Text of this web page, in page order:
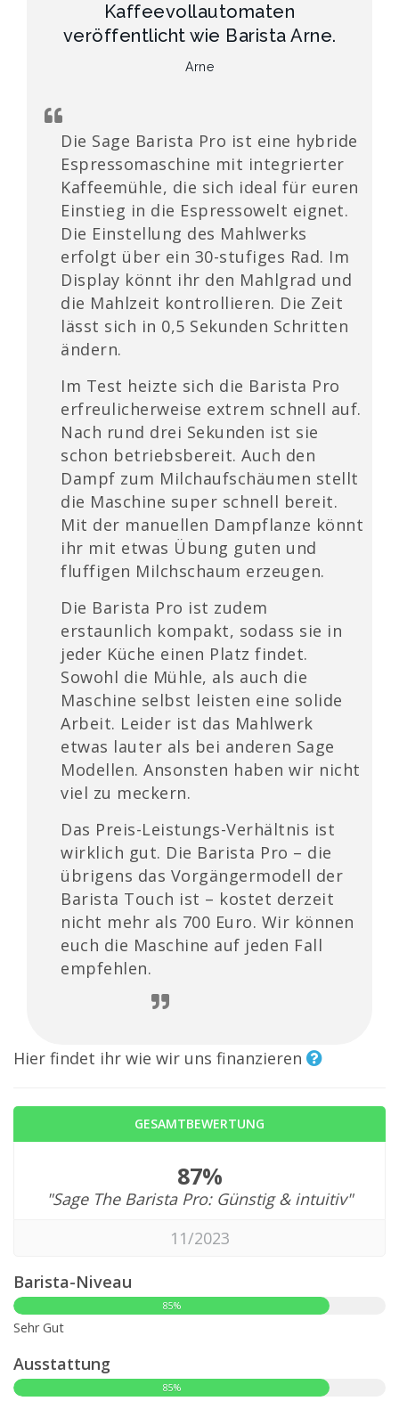
Kaffeevollautomaten
veröffentlicht wie Barista Arne.
Arne
Die Sage Barista Pro ist eine hybride
Espressomaschine mit integrierter
Kaffeemühle, die sich ideal für euren
Einstieg in die Espressowelt eignet.
Die Einstellung des Mahlwerks
erfolgt über ein 30-stufiges Rad. Im
Display könnt ihr den Mahlgrad und
die Mahlzeit kontrollieren. Die Zeit
lässt sich in 0,5 Sekunden Schritten
ändern.
Im Test heizte sich die Barista Pro
erfreulicherweise extrem schnell auf.
Nach rund drei Sekunden ist sie
schon betriebsbereit. Auch den
Dampf zum Milchaufschäumen stellt
die Maschine super schnell bereit.
Mit der manuellen Dampflanze könnt
ihr mit etwas Übung guten und
fluffigen Milchschaum erzeugen.
Die Barista Pro ist zudem
erstaunlich kompakt, sodass sie in
jeder Küche einen Platz findet.
Sowohl die Mühle, als auch die
Maschine selbst leisten eine solide
Arbeit. Leider ist das Mahlwerk
etwas lauter als bei anderen Sage
Modellen. Ansonsten haben wir nicht
viel zu meckern.
Das Preis-Leistungs-Verhältnis ist
wirklich gut. Die Barista Pro – die
übrigens das Vorgängermodell der
Barista Touch ist – kostet derzeit
nicht mehr als 700 Euro. Wir können
euch die Maschine auf jeden Fall
empfehlen.
Hier findet ihr wie wir uns finanzieren
GESAMTBEWERTUNG
87%
"Sage The Barista Pro: Günstig & intuitiv"
11/2023
Barista-Niveau
85%
Sehr Gut
Ausstattung
85%